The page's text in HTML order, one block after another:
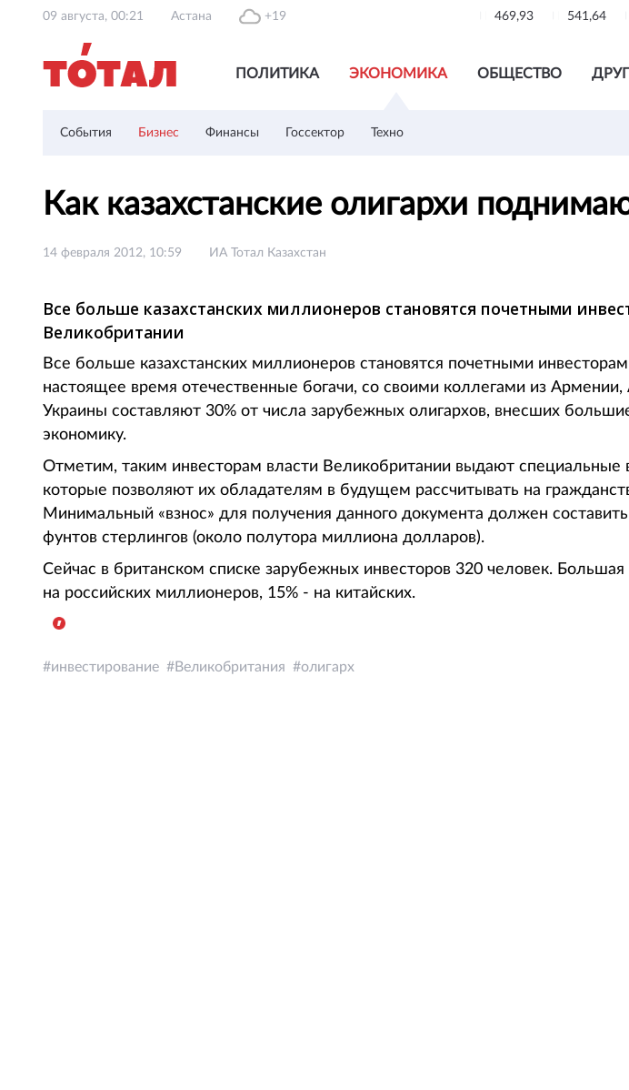
09 августа, 00:21 Астана +19 469,93 541,64
ПОЛИТИКА ЭКОНОМИКА ОБЩЕСТВО
События Бизнес Финансы Госсектор Техно
Как казахстанские олигархи
14 февраля 2012, 10:59 ИА Тотал Казахстан
Все больше казахстанских миллионеров становятся почетными
Великобритании
Все больше казахстанских миллионеров становятся почетными
настоящее время отечественные богачи, со своими коллегами из
Украины составляют 30% от числа зарубежных олигархов, внесших
экономику.
Отметим, таким инвесторам власти Великобритании выдают специальные
которые позволяют их обладателям в будущем рассчитывать на
Минимальный «взнос» для получения данного документа должен
фунтов стерлингов (около полутора миллиона долларов).
Сейчас в британском списке зарубежных инвесторов 320 человек. Большая
на российских миллионеров, 15% - на китайских.
инвестирование Великобритания олигарх